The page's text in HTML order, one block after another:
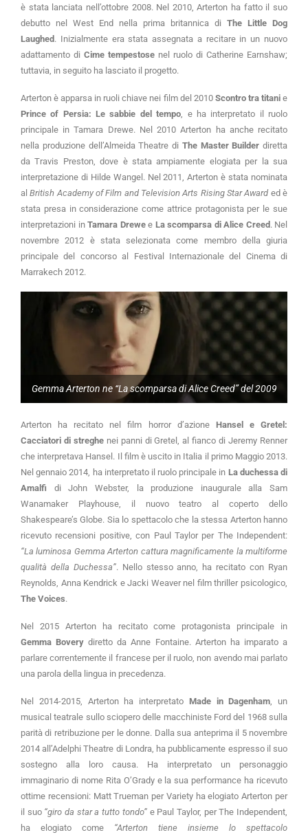
è stata lanciata nell’ottobre 2008. Nel 2010, Arterton ha fatto il suo
debutto nel West End nella prima britannica di The Little Dog
Laughed . Inizialmente era stata assegnata a recitare in un nuovo
adattamento di Cime tempestose nel ruolo di Catherine Earnshaw;
tuttavia, in seguito ha lasciato il progetto.
Arterton è apparsa in ruoli chiave nei film del 2010 Scontro tra titanie
Prince of Persia: Le sabbie del tempo , e ha interpretato il ruolo
principale in Tamara Drewe. Nel 2010 Arterton ha anche recitato
nella produzione dell’Almeida Theatre di The Master Builder diretta
da Travis Preston, dove è stata ampiamente elogiata per la sua
interpretazione di Hilde Wangel. Nel 2011, Arterton è stata nominata
alBritish Academy of Film and Television Arts Rising Star Award ed è
stata presa in considerazione come attrice protagonista per le sue
interpretazioni in Tamara Drewee La scomparsa di Alice Creed . Nel
novembre 2012 è stata selezionata come membro della giuria
principale del concorso al Festival Internazionale del Cinema di
Marrakech 2012.
Gemma Arterton ne “La scomparsa di Alice Creed” del 2009
Arterton ha recitato nel film horror d’azione Hansel e Gretel:
Cacciatori di streghenei panni di Gretel, al fianco di Jeremy Renner
che interpretava Hansel. Il film è uscito in Italia il primo Maggio 2013.
Nel gennaio 2014, ha interpretato il ruolo principale in La duchessa di
Amalfi di John Webster, la produzione inaugurale alla Sam
Wanamaker Playhouse, il nuovo teatro al coperto dello
Shakespeare’s Globe. Sia lo spettacolo che la stessa Arterton hanno
ricevuto recensioni positive, con Paul Taylor per The Independent:
“La luminosa Gemma Arterton cattura magnificamente la multiforme
qualità della Duchessa”. Nello stesso anno, ha recitato con Ryan
Reynolds, Anna Kendrick e Jacki Weaver nel film thriller psicologico,
The Voices.
Nel 2015 Arterton ha recitato come protagonista principale in
Gemma Boverydiretto da Anne Fontaine. Arterton ha imparato a
parlare correntemente il francese per il ruolo, non avendo mai parlato
una parola della lingua in precedenza.
Nel 2014-2015, Arterton ha interpretato Made in Dagenham , un
musical teatrale sullo sciopero delle macchiniste Ford del 1968 sulla
parità di retribuzione per le donne. Dalla sua anteprima il 5 novembre
2014 all’Adelphi Theatre di Londra, ha pubblicamente espresso il suo
sostegno alla loro causa. Ha interpretato un personaggio
immaginario di nome Rita O’Grady e la sua performance ha ricevuto
ottime recensioni: Matt Trueman per Variety ha elogiato Arterton per
il suo “giro da star a tutto tondo”e Paul Taylor, per The Independent,
ha elogiato come “Arterton tiene insieme lo spettacolo